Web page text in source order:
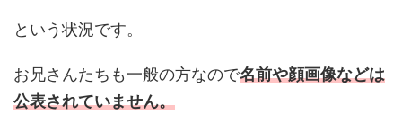
という状況です。
お兄さんたちも一般の方なので名前や顔画像などは
公表されていません。